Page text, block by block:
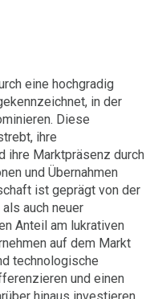
eine hochgradig
in der
Diese
ihre
ihre Marktpräsenz durch
und Übernahmen
ist geprägt von der
auch neuer
Anteil am lukrativen
auf dem Markt
technologische
und einen